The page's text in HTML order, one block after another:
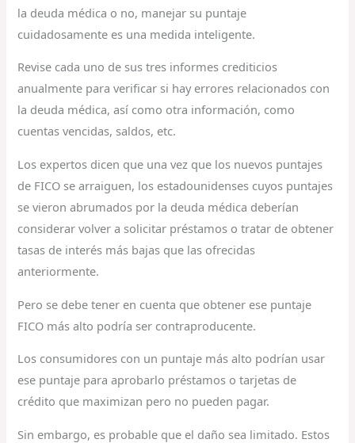
la deuda médica o no, manejar su puntaje
cuidadosamente es una medida inteligente.
Revise cada uno de sus tres informes crediticios
anualmente para verificar si hay errores relacionados con
la deuda médica, así como otra información, como
cuentas vencidas, saldos, etc.
Los expertos dicen que una vez que los nuevos puntajes
de FICO se arraiguen, los estadounidenses cuyos puntajes
se vieron abrumados por la deuda médica deberían
considerar volver a solicitar préstamos o tratar de obtener
tasas de interés más bajas que las ofrecidas
anteriormente.
Pero se debe tener en cuenta que obtener ese puntaje
FICO más alto podría ser contraproducente.
Los consumidores con un puntaje más alto podrían usar
ese puntaje para aprobarlo préstamos o tarjetas de
crédito que maximizan pero no pueden pagar.
Sin embargo, es probable que el daño sea limitado. Estos